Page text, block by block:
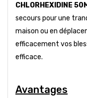
CHLORHEXIDINE
secours pour une
maison ou en
efficacement vos
efficace.
Avantages